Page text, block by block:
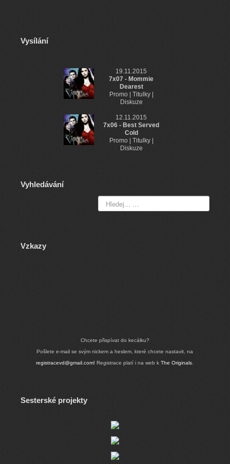
Vysílání
19.11.2015
7x07 - Mommie
Dearest
Promo | Titulky |
Diskuze
12.11.2015
7x06 - Best Served
Cold
Promo | Titulky |
Diskuze
Vyhledávání
Vzkazy
Chcete přispívat do kecálku?
Pošlete e-mail se svým nickem a heslem, které chcete nastavit, na
registracevd@gmail.com! Registrace platí i na web kThe Originals
Sesterské projekty